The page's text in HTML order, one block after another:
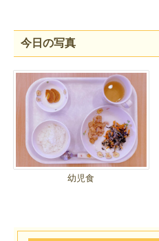
今日の写真
幼児食